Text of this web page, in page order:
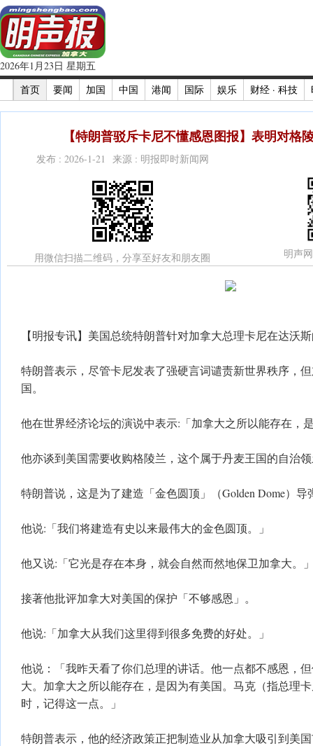
2026年1月23日 星期五
首页
要闻 加国 中国 港闻 国际 娱乐 财经 · 科技
【特朗普驳斥卡尼不懂感恩图报】表明对格
发布 : 2026-1-21 来源 : 明报即时新闻网
用微信扫描二维码，分享至好友和朋友圈 明声
【明报专讯】美国总统特朗普针对加拿大总理卡尼在达沃
特朗普表示，尽管卡尼发表了强硬言词谴责新世界秩序，
国。
他在世界经济论坛的演说中表示:「加拿大之所以能存在，
他亦谈到美国需要收购格陵兰，这个属于丹麦王国的自治
特朗普说，这是为了建造「金色圆顶」（Golden Dome）
他说:「我们将建造有史以来最伟大的金色圆顶。」
他又说:「它光是存在本身，就会自然而然地保卫加拿大。
接著他批评加拿大对美国的保护「不够感恩」。
他说:「加拿大从我们这里得到很多免费的好处。」
他说：「我昨天看了你们总理的讲话。他一点都不感恩，
大。加拿大之所以能存在，是因为有美国。马克（指总理
时，记得这一点。」
特朗普表示，他的经济政策正把制造业从加拿大吸引到美